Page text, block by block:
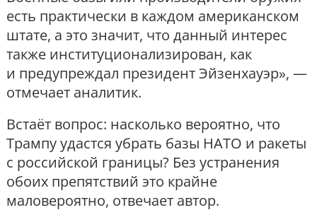
есть практически в каждом американском
штате, а это значит, что данный интерес
также институционализирован, как
и предупреждал президент Эйзенхауэр», —
отмечает аналитик.
Встаёт вопрос: насколько вероятно, что
Трампу удастся убрать базы НАТО и ракеты
с российской границы? Без устранения
обоих препятствий это крайне
маловероятно, отвечает автор.